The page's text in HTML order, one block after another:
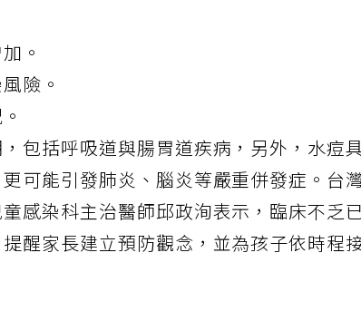
。
險。
包括呼吸道與腸胃道疾病，另外，水痘
可能引發肺炎、腦炎等嚴重併發症。台
感染科主治醫師邱政洵表示，臨床不乏
醒家長建立預防觀念，並為孩子依時程